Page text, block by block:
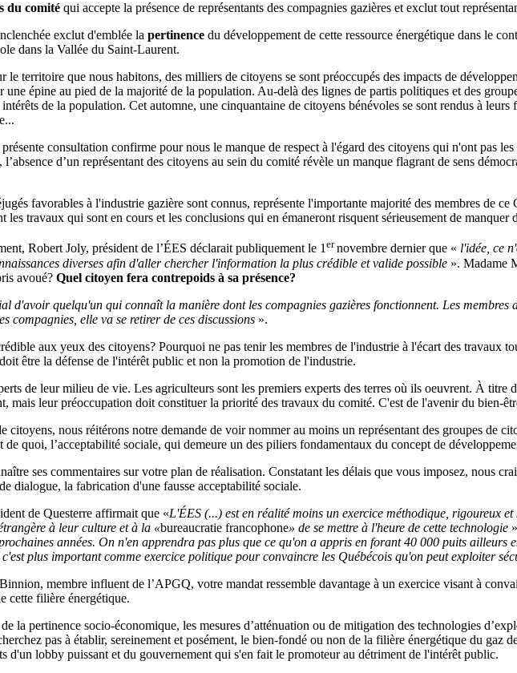
du comité qui accepte la présence de représentants des compagnies gazières et exclut tout
exclut d'emblée la pertinence du développement de cette ressource énergétique dans le
dans la Vallée du Saint-Laurent.
territoire que nous habitons, des milliers de citoyens se sont préoccupés des impacts de
épine au pied de la majorité de la population. Au-delà des lignes de partis politiques et des
de la population. Cet automne, une cinquantaine de citoyens bénévoles se sont rendus à
consultation confirme pour nous le manque de respect à l'égard des citoyens qui n'ont pas
d’un représentant des citoyens au sein du comité révèle un manque flagrant de sens
favorables à l'industrie gazière sont connus, représente l'importante majorité des membres de
les travaux qui sont en cours et les conclusions qui en émaneront risquent sérieusement de
Robert Joly, président de l’ÉES déclarait publiquement le 1ernovembre dernier que « l'idée, ce
diverses afin d'aller chercher l'information la plus crédible et valide possible ». Madame
avoué? Quel citoyen fera contrepoids à sa présence?
d'avoir quelqu'un qui connaît la manière dont les compagnies gazières fonctionnent. Les
compagnies, elle va se retirer de ces discussions ».
aux yeux des citoyens? Pourquoi ne pas tenir les membres de l'industrie à l'écart des travaux
être la défense de l'intérêt public et non la promotion de l'industrie.
de leur milieu de vie. Les agriculteurs sont les premiers experts des terres où ils oeuvrent. À titre
mais leur préoccupation doit constituer la priorité des travaux du comité. C'est de l'avenir du bien-
citoyens, nous réitérons notre demande de voir nommer au moins un représentant des groupes de
quoi, l’acceptabilité sociale, qui demeure un des piliers fondamentaux du concept de
ses commentaires sur votre plan de réalisation. Constatant les délais que vous imposez, nous
dialogue, la fabrication d'une fausse acceptabilité sociale.
de Questerre affirmait que «L'ÉES (...) est en réalité moins un exercice méthodique, rigoureux
à leur culture et à la «bureaucratie francophone» de se mettre à l'heure de cette technologie
années. On n'en apprendra pas plus que ce qu'on a appris en forant 40 000 puits ailleurs
plus important comme exercice politique pour convaincre les Québécois qu'on peut exploiter
membre influent de l’APGQ, votre mandat ressemble davantage à un exercice visant à
cette filière énergétique.
la pertinence socio-économique, les mesures d’atténuation ou de mitigation des technologies
pas à établir, sereinement et posément, le bien-fondé ou non de la filière énergétique du gaz
d'un lobby puissant et du gouvernement qui s'en fait le promoteur au détriment de l'intérêt public.